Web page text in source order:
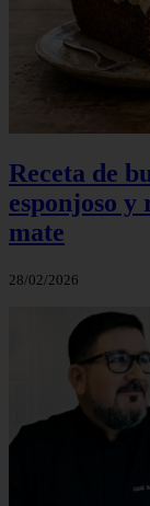
Receta de
esponjoso
mate
28/02/2026